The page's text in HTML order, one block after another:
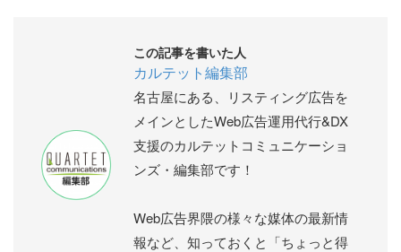
この記事を書いた人
カルテット編集部
名古屋にある、リスティング広告を
メインとしたWeb広告運用代行&DX
支援のカルテットコミュニケーショ
ンズ・編集部です！
Web広告界隈の様々な媒体の最新情
報など、知っておくと「ちょっと得